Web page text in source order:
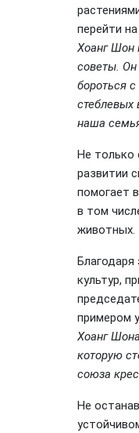
перейти
Хоанг Шон
советы. Он
бороться
стеблевых
наша
Не только
развитии
помогает
в том
животных.
культур,
примером
Хоанг
которую
союза
Не